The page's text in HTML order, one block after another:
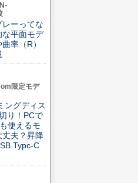
ーってな
な平面モデ
率（R）
限定モデ
ングディス
り！PCで
使えるモ
丈夫？昇降
Typc-C